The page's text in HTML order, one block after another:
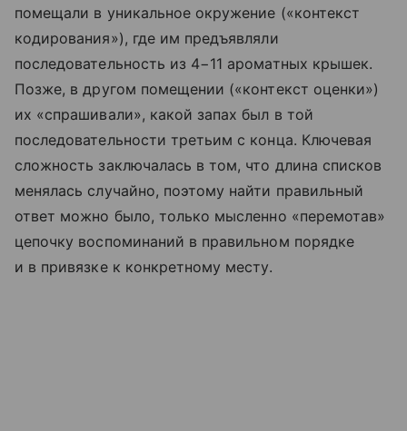
помещали в уникальное окружение («контекст
кодирования»), где им предъявляли
последовательность из 4−11 ароматных крышек.
Позже, в другом помещении («контекст оценки»)
их «спрашивали», какой запах был в той
последовательности третьим с конца. Ключевая
сложность заключалась в том, что длина списков
менялась случайно, поэтому найти правильный
ответ можно было, только мысленно «перемотав»
цепочку воспоминаний в правильном порядке
и в привязке к конкретному месту.